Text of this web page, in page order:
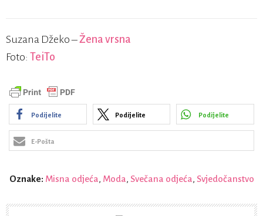
Suzana Džeko –Žena vrsna
Foto: TeiTo
Podijelite Podijelite Podijelite
E-Pošta
Oznake: Misna odjeća, Moda, Svečana odjeća, Svjedočanstvo